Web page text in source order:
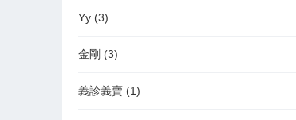
Yy (3)
金剛 (3)
義診義賣 (1)